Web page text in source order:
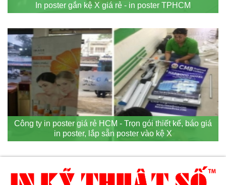
In poster gắn kệ X giá rẻ - in poster TPHCM
Công ty in poster giá rẻ HCM - Trọn gói thiết kế, báo giá
in poster, lắp sẵn poster vào kệ X